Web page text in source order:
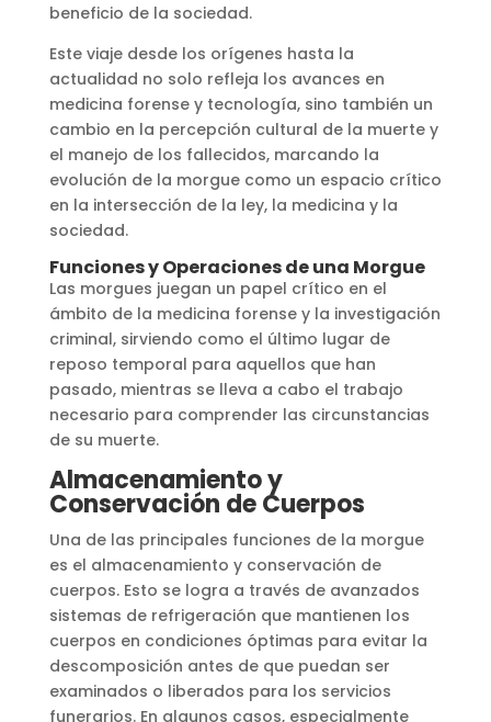
beneficio de la sociedad​​.
Este viaje desde los orígenes hasta la
actualidad no solo refleja los avances en
medicina forense y tecnología, sino también un
cambio en la percepción cultural de la muerte y
el manejo de los fallecidos, marcando la
evolución de la morgue como un espacio crítico
en la intersección de la ley, la medicina y la
sociedad.
Funciones y Operaciones de una Morgue
Las morgues juegan un papel crítico en el
ámbito de la medicina forense y la investigación
criminal, sirviendo como el último lugar de
reposo temporal para aquellos que han
pasado, mientras se lleva a cabo el trabajo
necesario para comprender las circunstancias
de su muerte.
Almacenamiento y
Conservación de Cuerpos
Una de las principales funciones de la morgue
es el almacenamiento y conservación de
cuerpos. Esto se logra a través de avanzados
sistemas de refrigeración que mantienen los
cuerpos en condiciones óptimas para evitar la
descomposición antes de que puedan ser
examinados o liberados para los servicios
funerarios. En algunos casos, especialmente